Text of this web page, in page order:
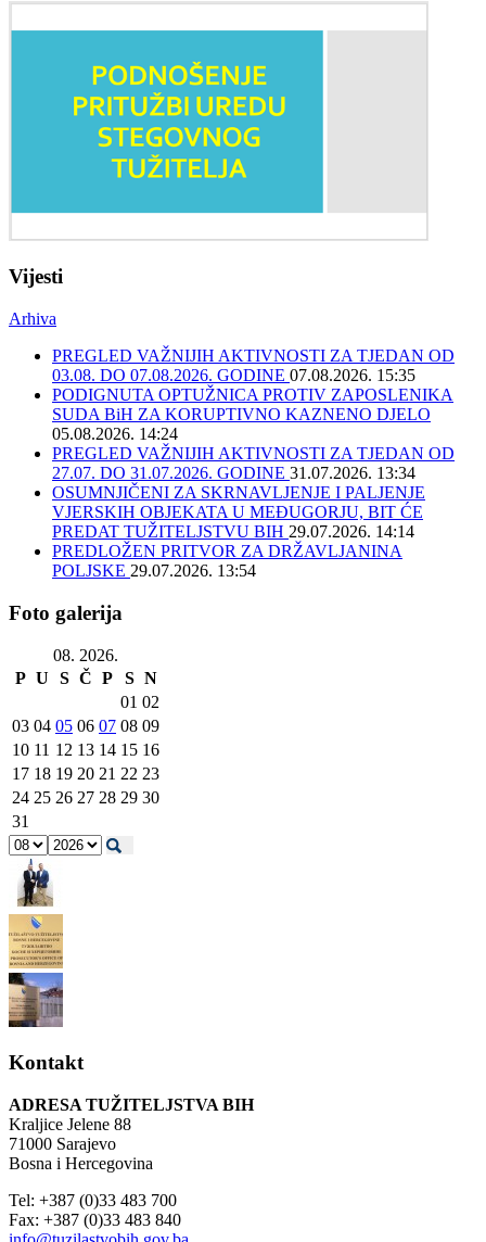
Vijesti
Arhiva
PREGLED VAŽNIJIH AKTIVNOSTI ZA TJEDAN OD
03.08. DO 07.08.2026. GODINE 07.08.2026. 15:35
PODIGNUTA OPTUŽNICA PROTIV ZAPOSLENIKA
SUDA BiH ZA KORUPTIVNO KAZNENO DJELO
05.08.2026. 14:24
PREGLED VAŽNIJIH AKTIVNOSTI ZA TJEDAN OD
27.07. DO 31.07.2026. GODINE 31.07.2026. 13:34
OSUMNJIČENI ZA SKRNAVLJENJE I PALJENJE
VJERSKIH OBJEKATA U MEĐUGORJU, BIT ĆE
PREDAT TUŽITELJSTVU BIH 29.07.2026. 14:14
PREDLOŽEN PRITVOR ZA DRŽAVLJANINA
POLJSKE 29.07.2026. 13:54
Foto galerija
08. 2026.
P U S Č P S N
01 02
03 04 05 06 07 08 09
10 11 12 13 14 15 16
17 18 19 20 21 22 23
24 25 26 27 28 29 30
31
Kontakt
ADRESA TUŽITELJSTVA BIH
Kraljice Jelene 88
71000 Sarajevo
Bosna i Hercegovina
Tel: +387 (0)33 483 700
Fax: +387 (0)33 483 840